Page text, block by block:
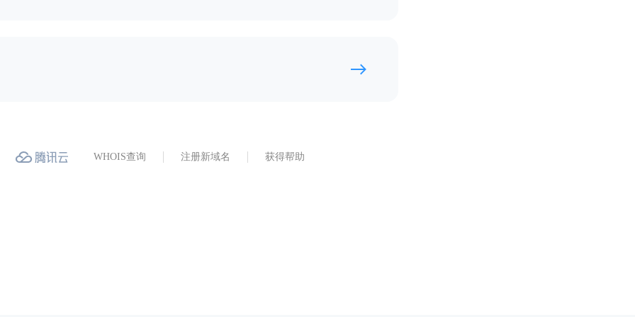
WHOIS查询 注册新域名 获得帮助